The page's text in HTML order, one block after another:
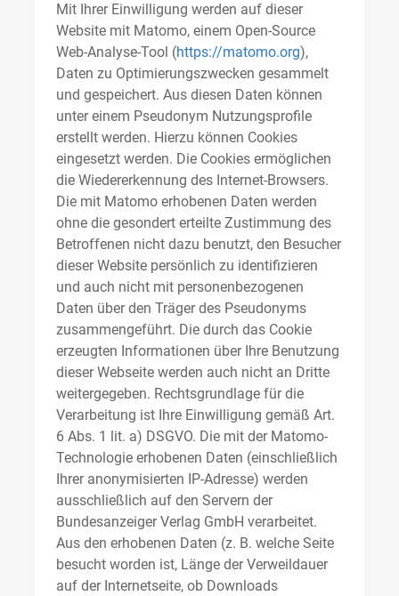
Mit Ihrer Einwilligung werden auf dieser
Website mit Matomo, einem Open-Source
Web-Analyse-Tool (https://matomo.org),
Daten zu Optimierungszwecken gesammelt
und gespeichert. Aus diesen Daten können
unter einem Pseudonym Nutzungsprofile
erstellt werden. Hierzu können Cookies
eingesetzt werden. Die Cookies ermöglichen
die Wiedererkennung des Internet-Browsers.
Die mit Matomo erhobenen Daten werden
ohne die gesondert erteilte Zustimmung des
Betroffenen nicht dazu benutzt, den Besucher
dieser Website persönlich zu identifizieren
und auch nicht mit personenbezogenen
Daten über den Träger des Pseudonyms
zusammengeführt. Die durch das Cookie
erzeugten Informationen über Ihre Benutzung
dieser Webseite werden auch nicht an Dritte
weitergegeben. Rechtsgrundlage für die
Verarbeitung ist Ihre Einwilligung gemäß Art.
6 Abs. 1 lit. a) DSGVO. Die mit der Matomo-
Technologie erhobenen Daten (einschließlich
Ihrer anonymisierten IP-Adresse) werden
ausschließlich auf den Servern der
Bundesanzeiger Verlag GmbH verarbeitet.
Aus den erhobenen Daten (z. B. welche Seite
besucht worden ist, Länge der Verweildauer
auf der Internetseite, ob Downloads